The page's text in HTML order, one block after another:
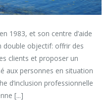
1983, et son centre d’aide
double objectif: offrir des
clients et proposer un
aux personnes en situation
d’inclusion professionnelle
[...]